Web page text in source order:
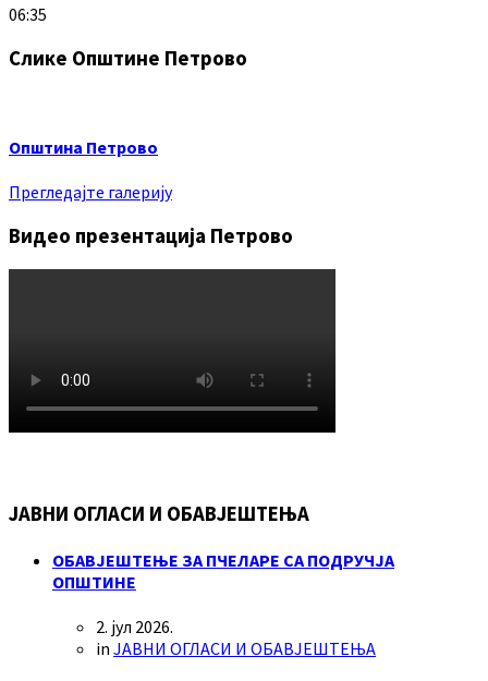
06:35
Слике Општине Петрово
Општина Петрово
Прегледајте галерију
Видео презентација Петрово
ЈАВНИ ОГЛАСИ И ОБАВЈЕШТЕЊА
ОБАВЈЕШТЕЊЕ ЗА ПЧЕЛАРЕ СА ПОДРУЧЈА
ОПШТИНЕ
2. јул 2026.
in ЈАВНИ ОГЛАСИ И ОБАВЈЕШТЕЊА